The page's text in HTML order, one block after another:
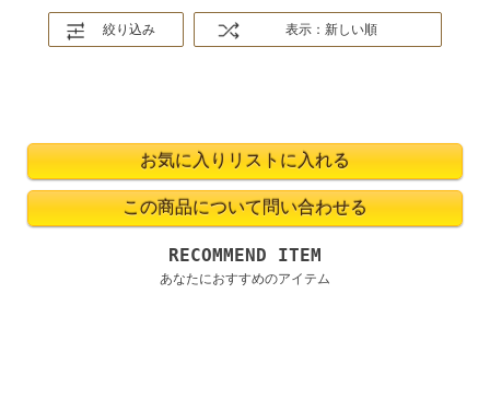
絞り込み 表示：新しい順
RECOMMEND ITEM
あなたにおすすめのアイテム